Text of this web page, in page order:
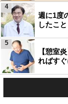
週に1度
したこと
4
【憩室
ればす
5